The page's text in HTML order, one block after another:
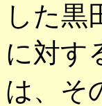
した黒
に対す
は、そ